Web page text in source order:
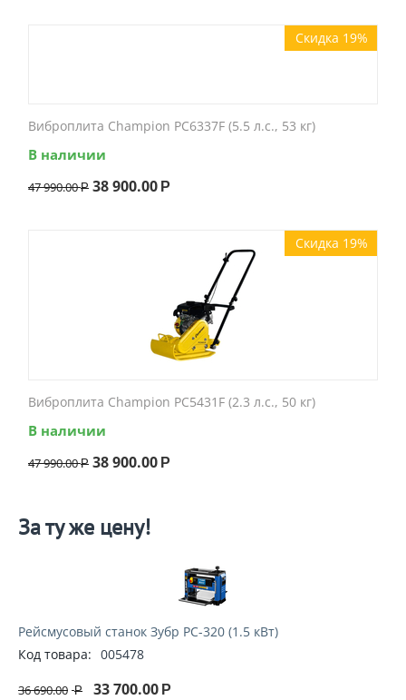
Скидка 19%
Виброплита Champion PC6337F (5.5 л.с., 53 кг)
В наличии
47 990.00 Р 38 900.00 Р
Скидка 19%
Виброплита Champion PC5431F (2.3 л.с., 50 кг)
В наличии
47 990.00 Р 38 900.00 Р
За ту же цену!
Рейсмусовый станок Зубр РС-320 (1.5 кВт)
Код товара: 005478
36 690.00 Р 33 700.00 Р